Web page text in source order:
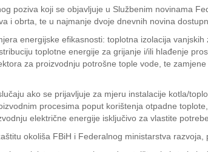
poziva koji se objavljuje u Službenim novinama
i obrta, te u najmanje dvoje dnevnih novina
energijske efikasnosti: toplotna izolacija
toplotne energije za grijanje i/ili hlađenje
za proizvodnju potrošne tople vode, te
ako se prijavljuje za mjeru instalacije kotla/
procesima poput korištenja otpadne
električne energije isključivo za vlastite potrebe.
okoliša FBiH i Federalnog ministarstva razvoja,